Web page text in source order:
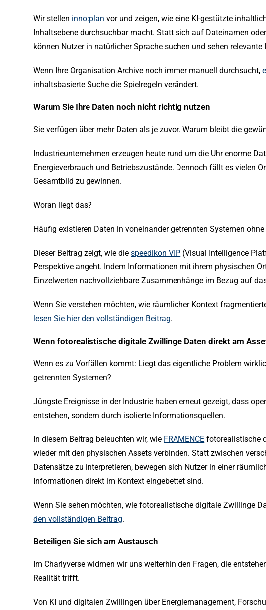
Wir stellen inno:plan vor und zeigen, wie eine KI-gestützte
Inhaltsebene durchsuchbar macht. Statt sich auf Dateinamen
können Nutzer in natürlicher Sprache suchen und sehen
Wenn Ihre Organisation Archive noch immer manuell durchsucht,
inhaltsbasierte Suche die Spielregeln verändert.
Warum Sie Ihre Daten noch nicht richtig nutzen
Sie verfügen über mehr Daten als je zuvor. Warum bleibt die
Industrieunternehmen erzeugen heute rund um die Uhr enorme
Energieverbrauch und Betriebszustände. Dennoch fällt es vielen
Gesamtbild zu gewinnen.
Woran liegt das?
Häufig existieren Daten in voneinander getrennten Systemen
Dieser Beitrag zeigt, wie diespeedikon VIP (Visual Intelligence
Perspektive angeht. Indem Informationen mit ihrem physischen
Einzelwerten nachvollziehbare Zusammenhänge im Bezug auf
Wenn Sie verstehen möchten, wie räumlicher Kontext
lesen Sie hier den vollständigen Beitrag.
Wenn fotorealistische digitale Zwillinge Daten direkt am
Wenn es zu Vorfällen kommt: Liegt das eigentliche Problem
getrennten Systemen?
Jüngste Ereignisse in der Industrie haben erneut gezeigt, dass
entstehen, sondern durch isolierte Informationsquellen.
In diesem Beitrag beleuchten wir, wie FRAMENCE fotorealistische
wieder mit den physischen Assets verbinden. Statt zwischen
Datensätze zu interpretieren, bewegen sich Nutzer in einer
Informationen direkt im Kontext eingebettet sind.
Wenn Sie sehen möchten, wie fotorealistische digitale Zwillinge
den vollständigen Beitrag.
Beteiligen Sie sich am Austausch
Im Charlyverse widmen wir uns weiterhin den Fragen, die
Realität trifft.
Von KI und digitalen Zwillingen über Energiemanagement,